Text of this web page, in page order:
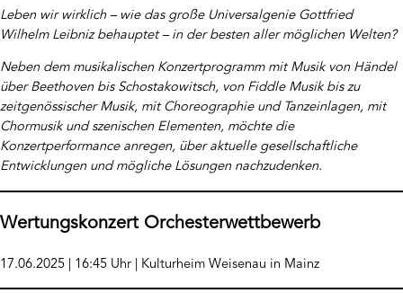
Leben wir wirklich – wie das große Universalgenie Gottfried
Wilhelm Leibniz behauptet – in der besten aller möglichen Welten?
Neben dem musikalischen Konzertprogramm mit Musik von Händel
über Beethoven bis Schostakowitsch, von Fiddle Musik bis zu
zeitgenössischer Musik, mit Choreographie und Tanzeinlagen, mit
Chormusik und szenischen Elementen, möchte die
Konzertperformance anregen, über aktuelle gesellschaftliche
Entwicklungen und mögliche Lösungen nachzudenken.
Wertungskonzert Orchesterwettbewerb
17.06.2025 | 16:45 Uhr | Kulturheim Weisenau in Mainz